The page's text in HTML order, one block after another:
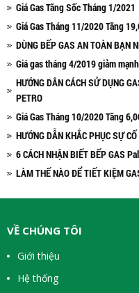
Giá Gas Tăng Sốc Tháng 1/2021
Giá Gas Tháng 11/2020 Tăng
DÙNG BẾP GAS AN TOÀN BẠN
Giá gas tháng 4/2019 giảm
HƯỚNG DÂN CÁCH SỬ DỤNG
PETRO
Giá Gas Tháng 10/2020 Tăng
HƯỚNG DẪN KHẮC PHỤC SỰ
6 CÁCH NHẬN BIẾT BẾP GAS
LÀM THẾ NÀO ĐỂ TIẾT KIỆM
VỀ CHÚNG TÔI
Giới thiệu
Hệ thống